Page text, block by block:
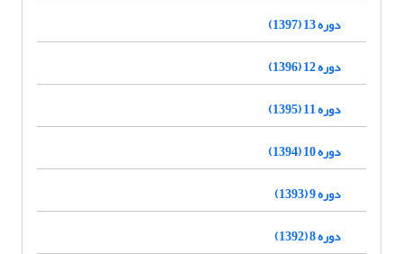
دوره 13 (1397)
دوره 12 (1396)
دوره 11 (1395)
دوره 10 (1394)
دوره 9 (1393)
دوره 8 (1392)